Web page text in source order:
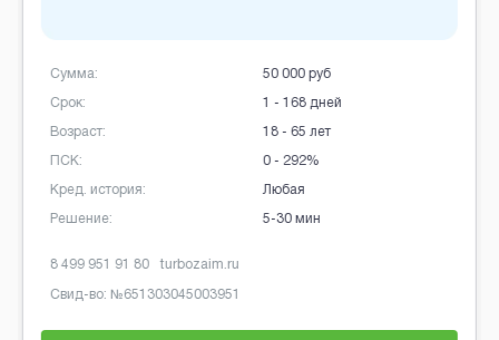
Сумма:
Срок:
Возраст:
ПСК:
Кред. история:
Решение:
50 000 руб
1 - 168 дней
18 - 65 лет
0 - 292%
Любая
5-30 мин
8 499 951 91 80 turbozaim.ru
Свид-во: №651303045003951